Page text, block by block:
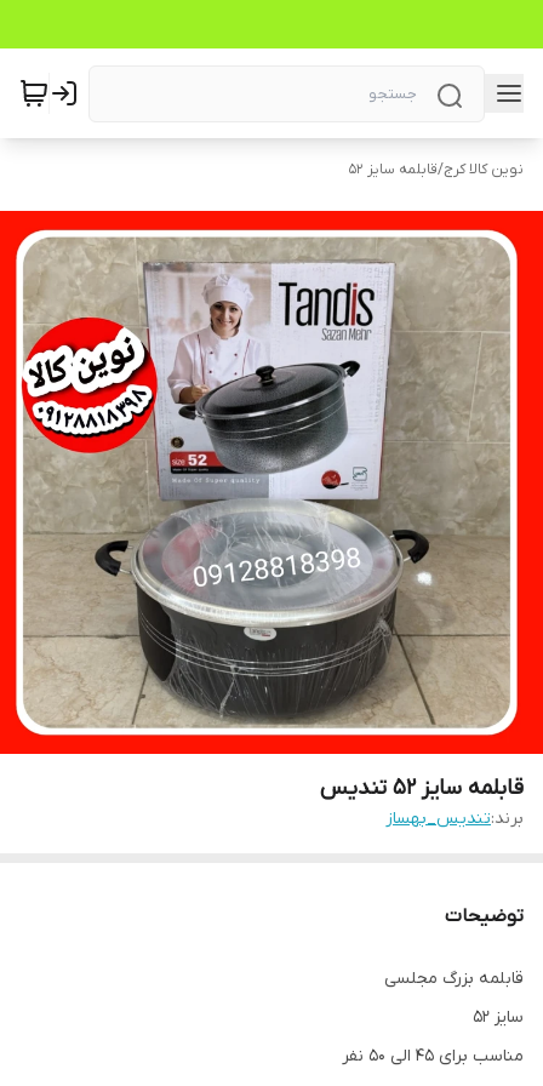
نوین کالا کرج/قابلمه سایز ۵۲
قابلمه سایز ۵۲ تندیس
برند:تندیس_بهساز
توضیحات
قابلمه بزرگ مجلسی
سایز ۵۲
مناسب برای ۴۵ الی ۵۰ نفر